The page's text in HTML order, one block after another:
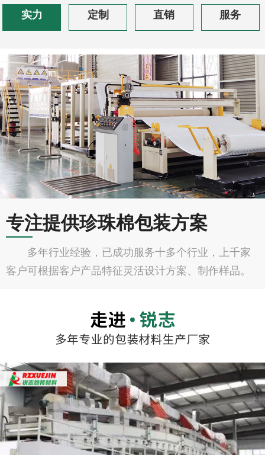
实力 定制 直销 服务
专注提供珍珠棉包装方案
多年行业经验，已成功服务十多个行业，上千家
客户可根据客户产品特征灵活设计方案、制作样品。